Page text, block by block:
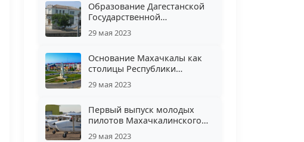
Образование Дагестанской
Государственной
филармонии
29 мая 2023
Основание Махачкалы как
столицы Республики
Дагестан
29 мая 2023
Первый выпуск молодых
пилотов Махачкалинского
аэроклуба ДОСААФ
29 мая 2023